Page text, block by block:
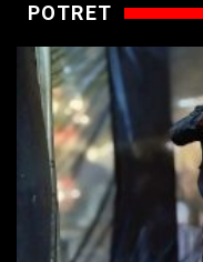
POTRET